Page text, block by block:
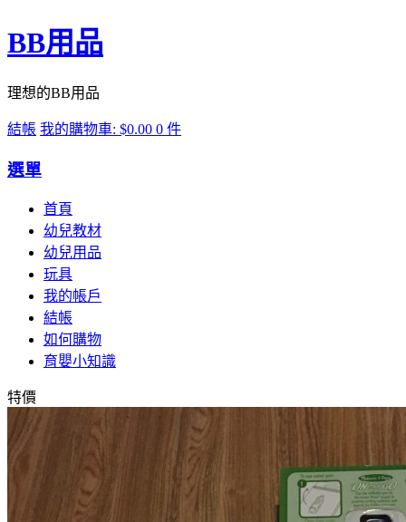
BB用品
理想的BB用品
結帳 我的購物車: $0.00 0 件
選單
首頁
幼兒教材
幼兒用品
玩具
我的帳戶
結帳
如何購物
育嬰小知識
特價